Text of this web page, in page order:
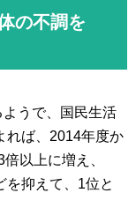
の不調を
うで、国民生活
れば、2014年度か
以上に増え、
を抑えて、1位と